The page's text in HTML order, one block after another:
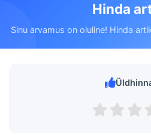
Hinda
Sinu arvamus on oluline! Hinda